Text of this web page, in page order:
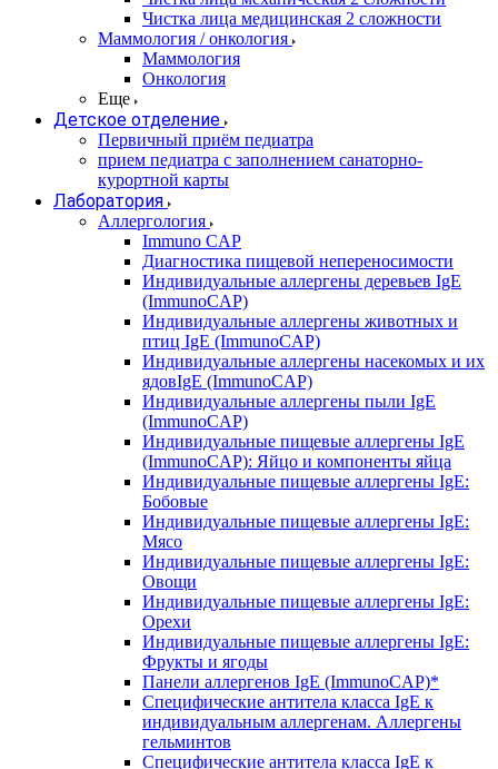
Чистка лица медицинская 2 сложности
Маммология / онкология
Маммология
Онкология
Еще
Детское отделение
Первичный приём педиатра
прием педиатра с заполнением санаторно-
курортной карты
Лаборатория
Аллергология
Immuno CAP
Диагностика пищевой непереносимости
Индивидуальные аллергены деревьев IgE
(ImmunoCAP)
Индивидуальные аллергены животных и
птиц IgE (ImmunoCAP)
Индивидуальные аллергены насекомых и их
ядовIgE (ImmunoCAP)
Индивидуальные аллергены пыли IgE
(ImmunoCAP)
Индивидуальные пищевые аллергены IgE
(ImmunoCAP): Яйцо и компоненты яйца
Индивидуальные пищевые аллергены IgE:
Бобовые
Индивидуальные пищевые аллергены IgE:
Мясо
Индивидуальные пищевые аллергены IgE:
Овощи
Индивидуальные пищевые аллергены IgE:
Орехи
Индивидуальные пищевые аллергены IgE:
Фрукты и ягоды
Панели аллергенов IgE (ImmunoCAP)*
Специфические антитела класса IgE к
индивидуальным аллергенам. Аллергены
гельминтов
Специфические антитела класса IgE к